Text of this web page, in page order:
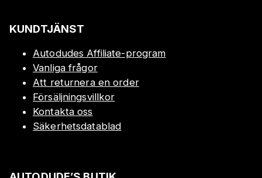
KUNDTJÄNST
Autodudes Affiliate-program
Vanliga frågor
Att returnera en order
Försäljningsvillkor
Kontakta oss
Säkerhetsdatablad